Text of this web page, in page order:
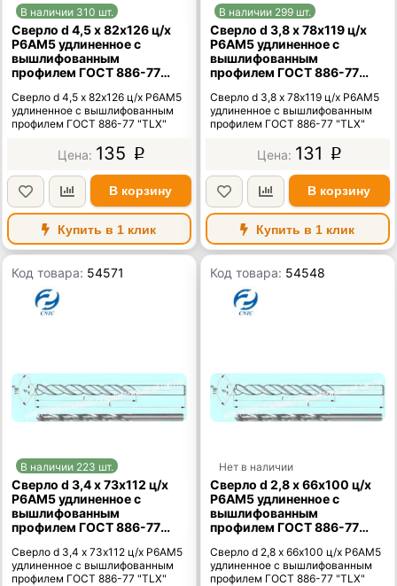
В наличии 310 шт.
Сверло d 4,5 х 82х126 ц/х
Р6АМ5 удлиненное с
вышлифованным
профилем ГОСТ 886-77
Сверло d 4,5 х 82х126 ц/х Р6АМ5
удлиненное с вышлифованным
профилем ГОСТ 886-77 "TLX"
135 p
В корзину
Купить в 1 клик
В наличии 299 шт.
Сверло d 3,8 х 78х119 ц/х
Р6АМ5 удлиненное с
вышлифованным
профилем ГОСТ 886-77
Сверло d 3,8 х 78х119 ц/х Р6АМ5
удлиненное с вышлифованным
профилем ГОСТ 886-77 "TLX"
131 p
В корзину
Купить в 1 клик
Код товара: 54571
В наличии 223 шт.
Сверло d 3,4 х 73х112 ц/х
Р6АМ5 удлиненное с
вышлифованным
профилем ГОСТ 886-77
Сверло d 3,4 х 73х112 ц/х Р6АМ5
удлиненное с вышлифованным
профилем ГОСТ 886-77 "TLX"
Код товара: 54548
Нет в наличии
Сверло d 2,8 х 66х100 ц/х
Р6АМ5 удлиненное с
вышлифованным
профилем ГОСТ 886-77
Сверло d 2,8 х 66х100 ц/х Р6АМ5
удлиненное с вышлифованным
профилем ГОСТ 886-77 "TLX"